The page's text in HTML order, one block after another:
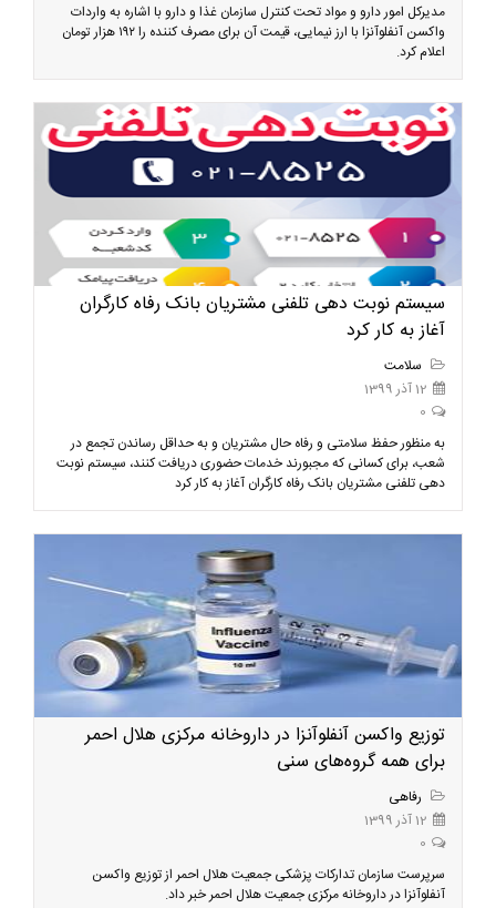
مدیرکل امور دارو و مواد تحت کنترل سازمان غذا و دارو با اشاره به واردات
واکسن آنفلوآنزا با ارز نیمایی، قیمت آن برای مصرف کننده را ۱۹۲ هزار تومان
اعلام کرد.
سیستم نوبت دهی تلفنی مشتریان بانک رفاه کارگران
آغاز به کار کرد
سلامت
12 آذر 1399
0
به منظور حفظ سلامتی و رفاه حال مشتریان و به حداقل رساندن تجمع در
شعب، برای کسانی که مجبورند خدمات حضوری دریافت کنند، سیستم نوبت
دهی تلفنی مشتریان بانک رفاه کارگران آغاز به کار کرد
توزیع واکسن آنفلوآنزا در داروخانه مرکزی هلال احمر
برای همه گروه‌های سنی
رفاهی
12 آذر 1399
0
سرپرست سازمان تدارکات پزشکی جمعیت هلال احمر از توزیع واکسن
آنفلوآنزا در داروخانه مرکزی جمعیت هلال احمر خبر داد.